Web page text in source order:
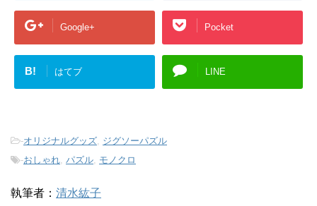
Google+ Pocket
B! はてブ LINE
-オリジナルグッズ ジグソーパズル
-おしゃれ パズル モノクロ
執筆者： 清水紘子